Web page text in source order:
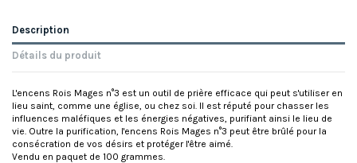
Description
Détails du produit
L'encens Rois Mages n°3 est un outil de prière efficace qui peut s'utiliser en
lieu saint, comme une église, ou chez soi. Il est réputé pour chasser les
influences maléfiques et les énergies négatives, purifiant ainsi le lieu de
vie. Outre la purification, l'encens Rois Mages n°3 peut être brûlé pour la
consécration de vos désirs et protéger l'être aimé.
Vendu en paquet de 100 grammes.